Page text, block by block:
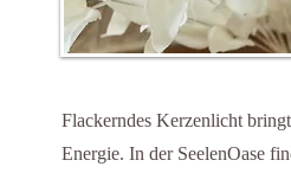
Flackerndes Kerzenlicht
Energie. In der SeelenOase